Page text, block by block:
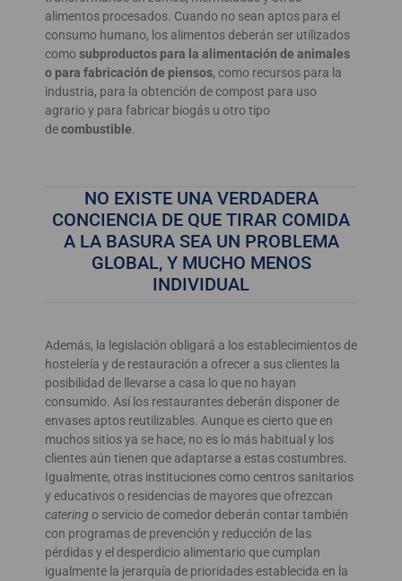
alimentos procesados. Cuando no sean aptos para el
consumo humano, los alimentos deberán ser utilizados
como subproductos para la alimentación de animales
o para fabricación de piensos, como recursos para la
industria, para la obtención de compost para uso
agrario y para fabricar biogás u otro tipo
decombustible.
NO EXISTE UNA VERDADERA
CONCIENCIA DE QUE TIRAR COMIDA
A LA BASURA SEA UN PROBLEMA
GLOBAL, Y MUCHO MENOS
INDIVIDUAL
Además, la legislación obligará a los establecimientos de
hostelería y de restauración a ofrecer a sus clientes la
posibilidad de llevarse a casa lo que no hayan
consumido. Así los restaurantes deberán disponer de
envases aptos reutilizables. Aunque es cierto que en
muchos sitios ya se hace, no es lo más habitual y los
clientes aún tienen que adaptarse a estas costumbres.
Igualmente, otras instituciones como centros sanitarios
y educativos o residencias de mayores que ofrezcan
catering o servicio de comedor deberán contar también
con programas de prevención y reducción de las
pérdidas y el desperdicio alimentario que cumplan
igualmente la jerarquía de prioridades establecida en la